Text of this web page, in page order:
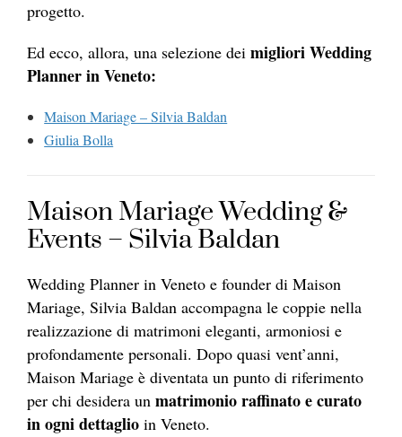
progetto.
Ed ecco, allora, una selezione dei migliori Wedding
Planner in Veneto:
Maison Mariage – Silvia Baldan
Giulia Bolla
Maison Mariage Wedding &
Events – Silvia Baldan
Wedding Planner in Veneto e founder di Maison
Mariage, Silvia Baldan accompagna le coppie nella
realizzazione di matrimoni eleganti, armoniosi e
profondamente personali. Dopo quasi vent’anni,
Maison Mariage è diventata un punto di riferimento
per chi desidera un matrimonio raffinato e curato
in ogni dettaglio in Veneto.